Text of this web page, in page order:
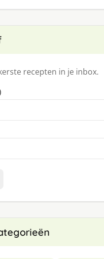
recepten in je inbox.